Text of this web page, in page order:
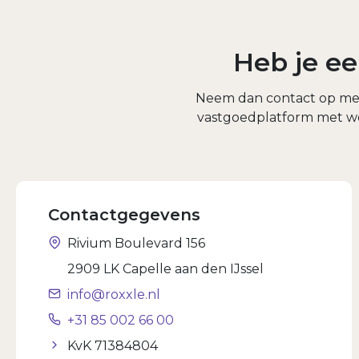
Heb je
Neem dan contact op
vastgoedplatform met
Contactgegevens
Rivium Boulevard 156
2909 LK Capelle aan den IJssel
info@roxxle.nl
+31 85 002 66 00
KvK 71384804